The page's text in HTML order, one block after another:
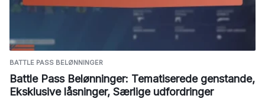
BATTLE PASS BELØNNINGER
Battle Pass Belønninger: Tematiserede genstande,
Eksklusive låsninger, Særlige udfordringer